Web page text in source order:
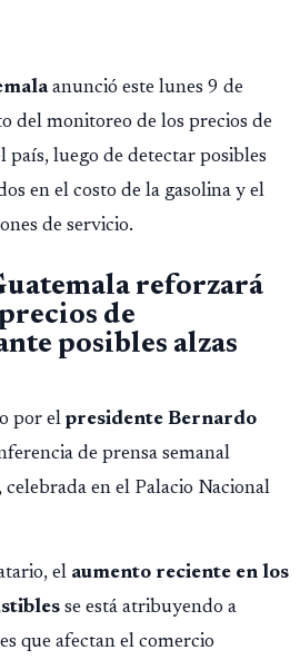
anunció este lunes 9 de
del monitoreo de los precios de
país, luego de detectar posibles
en el costo de la gasolina y el
de servicio.
reforzará
de
posibles alzas
por el presidente Bernardo
de prensa semanal
en el Palacio Nacional
el aumento reciente en los
se está atribuyendo a
que afectan el comercio